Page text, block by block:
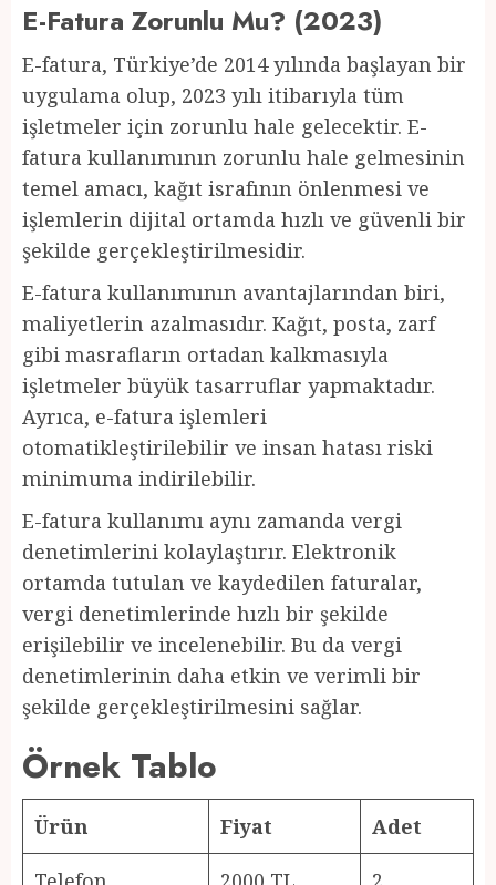
E-Fatura Zorunlu Mu? (2023)
E-fatura, Türkiye’de 2014 yılında başlayan bir
uygulama olup, 2023 yılı itibarıyla tüm
işletmeler için zorunlu hale gelecektir. E-
fatura kullanımının zorunlu hale gelmesinin
temel amacı, kağıt israfının önlenmesi ve
işlemlerin dijital ortamda hızlı ve güvenli bir
şekilde gerçekleştirilmesidir.
E-fatura kullanımının avantajlarından biri,
maliyetlerin azalmasıdır. Kağıt, posta, zarf
gibi masrafların ortadan kalkmasıyla
işletmeler büyük tasarruflar yapmaktadır.
Ayrıca, e-fatura işlemleri
otomatikleştirilebilir ve insan hatası riski
minimuma indirilebilir.
E-fatura kullanımı aynı zamanda vergi
denetimlerini kolaylaştırır. Elektronik
ortamda tutulan ve kaydedilen faturalar,
vergi denetimlerinde hızlı bir şekilde
erişilebilir ve incelenebilir. Bu da vergi
denetimlerinin daha etkin ve verimli bir
şekilde gerçekleştirilmesini sağlar.
Örnek Tablo
Ürün Fiyat Adet